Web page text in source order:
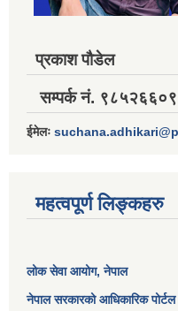
प्रकाश पौडेल
सम्पर्क नं.
ईमेलः
महत्वपूर्ण लिङ्कहरु
लोक सेवा आयोग, नेपाल
नेपाल सरकारको आधिकारिक पोर्टल